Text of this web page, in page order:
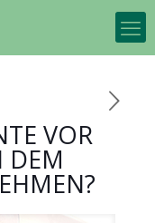
VOR
DEM